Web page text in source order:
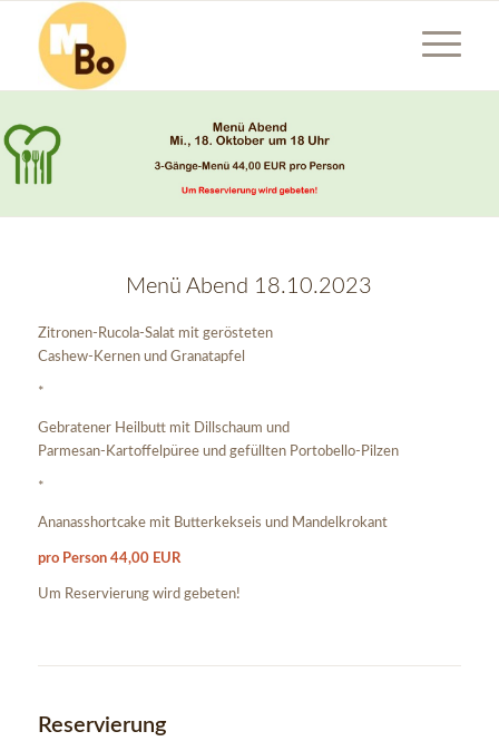
Menü Abend 18.10.2023
Zitronen-Rucola-Salat mit gerösteten
Cashew-Kernen und Granatapfel
*
Gebratener Heilbutt mit Dillschaum und
Parmesan-Kartoffelpüree und gefüllten Portobello-Pilzen
*
Ananasshortcake mit Butterkekseis und Mandelkrokant
pro Person 44,00 EUR
Um Reservierung wird gebeten!
Reservierung